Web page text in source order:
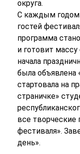
округа.
С каждым годом
гостей
программа
и готовит
начала
была объявлена
стартовала на
страничке»
все
фестиваля».
день».